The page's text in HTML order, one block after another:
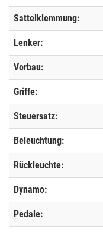
Sattelklemmung:
Lenker:
Vorbau:
Griffe:
Steuersatz:
Beleuchtung:
Rückleuchte:
Dynamo:
Pedale: